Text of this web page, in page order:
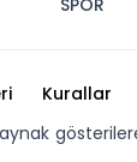
SPOR
Kurallar